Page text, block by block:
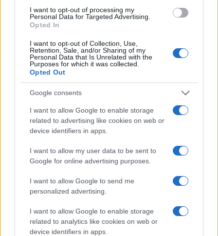
I want to opt-out of processing my
Personal Data for Targeted Advertising.
Opted In
I want to opt-out of Collection, Use,
Retention, Sale, and/or Sharing of my
Personal Data that Is Unrelated with the
Purposes for which it was collected.
Opted Out
Google consents
I want to allow Google to enable storage
related to advertising like cookies on web or
device identifiers in apps.
I want to allow my user data to be sent to
Google for online advertising purposes.
I want to allow Google to send me
personalized advertising.
I want to allow Google to enable storage
related to analytics like cookies on web or
device identifiers in apps.
Sigue leyendo
NOTICIAS